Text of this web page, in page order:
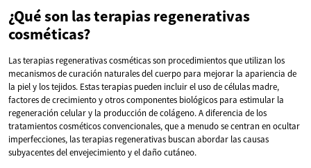
¿Qué son las terapias regenerativas
cosméticas?
Las terapias regenerativas cosméticas son procedimientos que utilizan los
mecanismos de curación naturales del cuerpo para mejorar la apariencia de
la piel y los tejidos. Estas terapias pueden incluir el uso de células madre,
factores de crecimiento y otros componentes biológicos para estimular la
regeneración celular y la producción de colágeno. A diferencia de los
tratamientos cosméticos convencionales, que a menudo se centran en ocultar
imperfecciones, las terapias regenerativas buscan abordar las causas
subyacentes del envejecimiento y el daño cutáneo.